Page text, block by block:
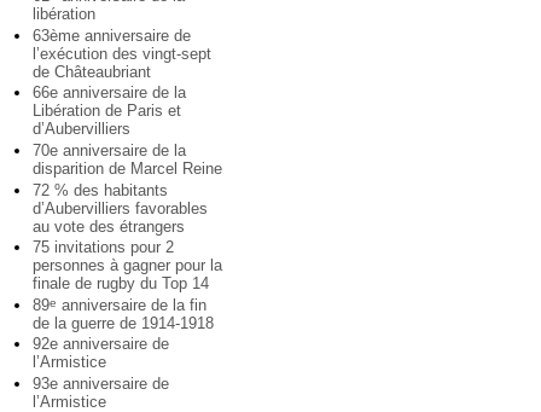
libération
63ème anniversaire de
l’exécution des vingt-sept
de Châteaubriant
66e anniversaire de la
Libération de Paris et
d’Aubervilliers
70e anniversaire de la
disparition de Marcel Reine
72 % des habitants
d’Aubervilliers favorables
au vote des étrangers
75 invitations pour 2
personnes à gagner pour la
finale de rugby du Top 14
89e anniversaire de la fin
de la guerre de 1914-1918
92e anniversaire de
l’Armistice
93e anniversaire de
l’Armistice